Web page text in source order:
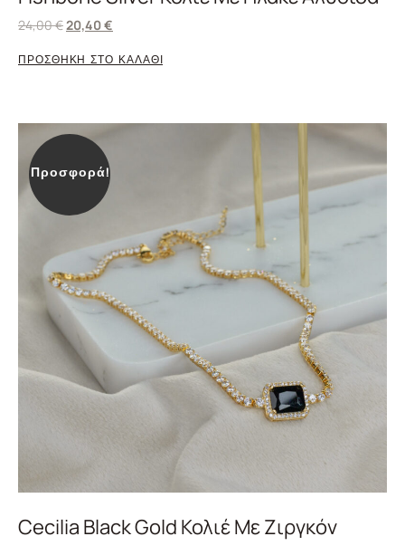
24,00€20,40€
ΠΡΟΣΘΗΚΗ ΣΤΟ ΚΑΛΑΘΙ
Προσφορά!
Cecilia Black Gold Κολιέ Με Ζιργκόν